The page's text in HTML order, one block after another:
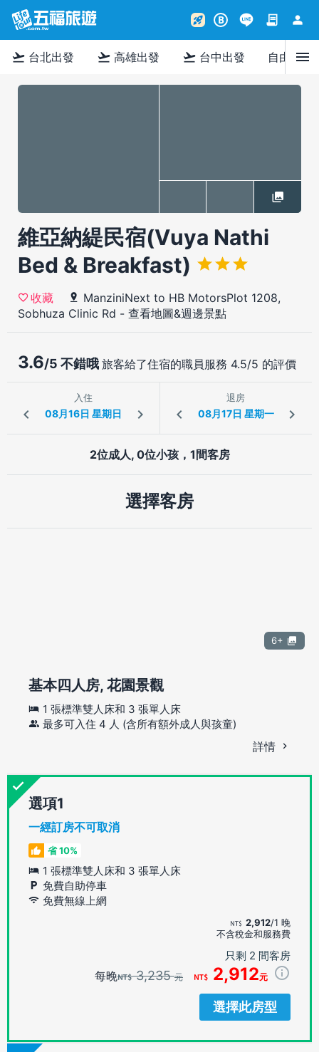
rocket_launch B contract person
flight_takeoff 台北出發 flight_takeoff 高雄出發 flight_takeoff 台中出發 自由行menu
維亞納緹民宿(Vuya Nathi
Bed & Breakfast)
收藏
ManziniNext to HB MotorsPlot 1208,
Sobhuza Clinic Rd - 查看地圖&週邊景點
3.6/5 不錯哦 旅客給了住宿的職員服務 4.5/5 的評價
入住 退房
2位成人, 0位小孩，1間客房
選擇客房
6+
基本四人房, 花園景觀
1 張標準雙人床和 3 張單人床
最多可入住 4 人 (含所有額外成人與孩童)
詳情
選項
一經訂房不可取消
省 10%
1 張標準雙人床和 3 張單人床
免費自助停車
免費無線上網
2,912/1 晚
不含稅金和服務費
只剩 2 間客房
每晚 3,235元 2,912元
選擇此房型